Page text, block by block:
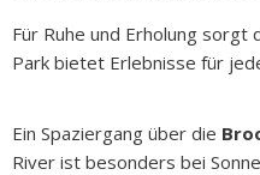
Für Ruhe und Erholung sorgt
Park bietet Erlebnisse für
Ein Spaziergang über die
River ist besonders bei